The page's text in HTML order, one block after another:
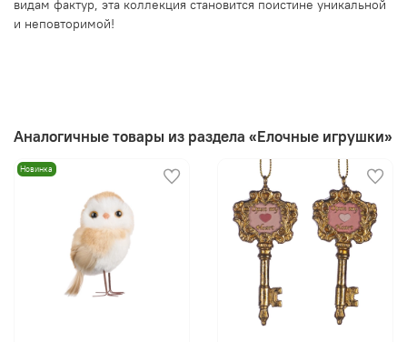
видам фактур, эта коллекция становится поистине уникальной
и неповторимой!
Аналогичные товары из раздела «Елочные игрушки»
Новинка